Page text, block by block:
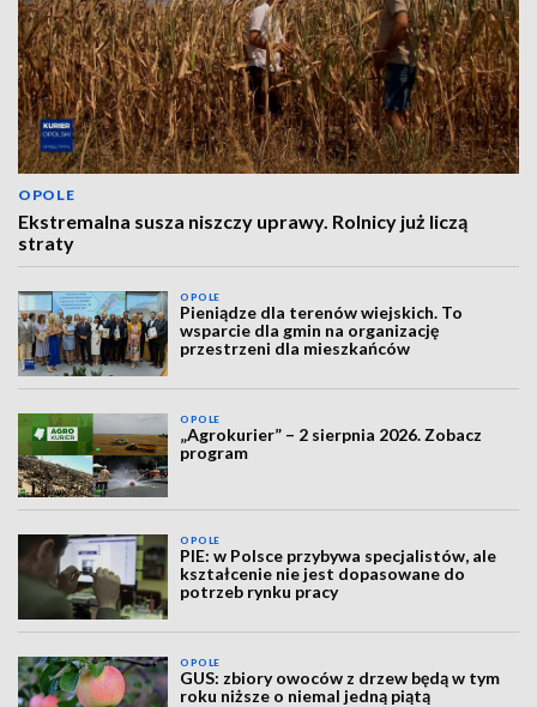
OPOLE
Ekstremalna susza niszczy uprawy. Rolnicy już liczą
straty
OPOLE
Pieniądze dla terenów wiejskich. To
wsparcie dla gmin na organizację
przestrzeni dla mieszkańców
OPOLE
„Agrokurier” – 2 sierpnia 2026. Zobacz
program
OPOLE
PIE: w Polsce przybywa specjalistów, ale
kształcenie nie jest dopasowane do
potrzeb rynku pracy
OPOLE
GUS: zbiory owoców z drzew będą w tym
roku niższe o niemal jedną piątą